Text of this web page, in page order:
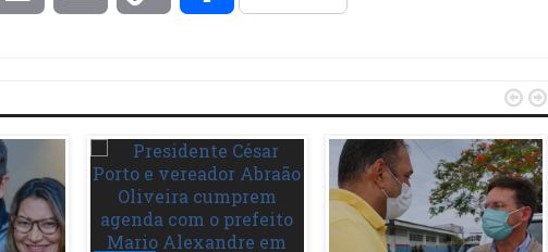
 